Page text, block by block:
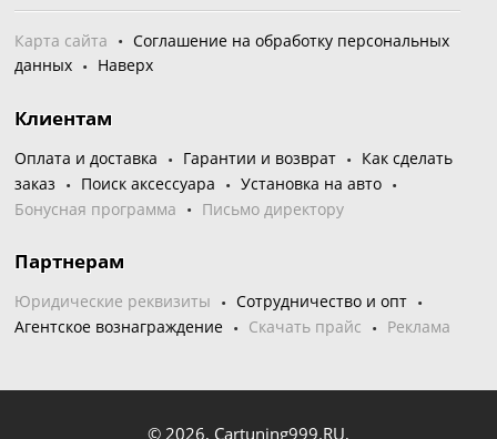
Карта сайта
Соглашение на обработку персональных
данных
Наверх
Клиентам
Оплата и доставка Гарантии и возврат
Как сделать
заказ
Поиск аксессуара
Установка на авто
Бонусная программа
Письмо директору
Партнерам
Юридические реквизиты
Сотрудничество и опт
Агентское вознаграждение
Скачать прайс Реклама
© 2026, Cartuning999.RU,